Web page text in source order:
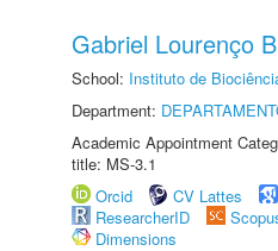
Gabriel Lourenço
School: Instituto de
Department:
Academic Appointment
title: MS-3.1
Orcid
CV Lattes
ResearcherID
Dimensions